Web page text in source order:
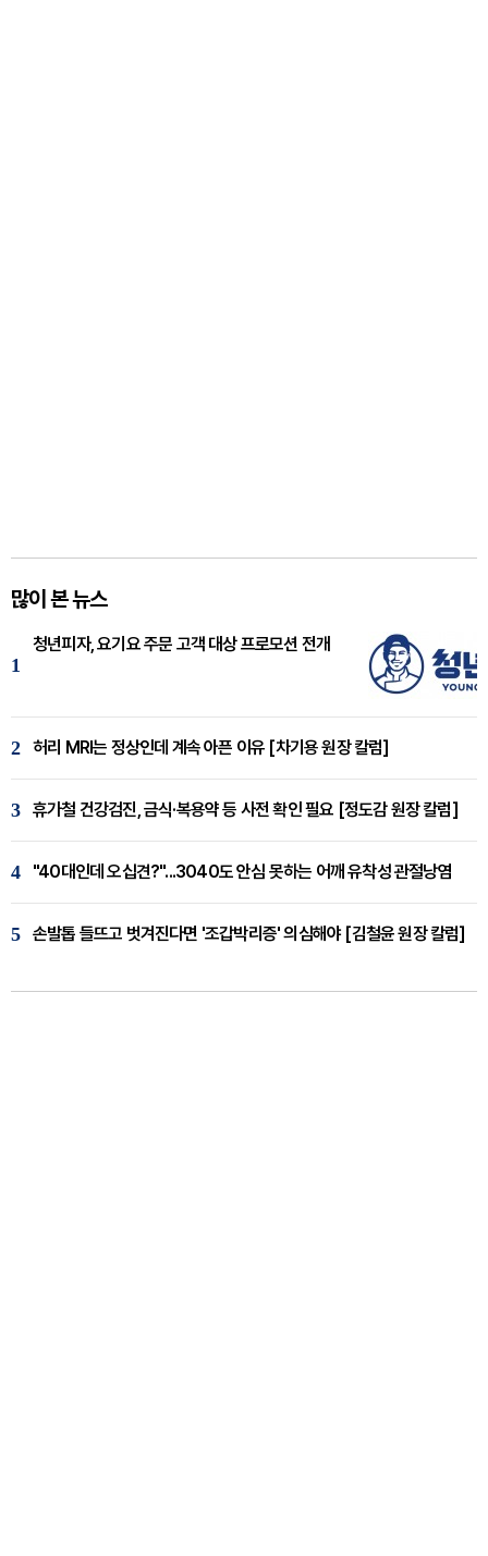
많이 본 뉴스
1
청년피자, 요기요 주문 고객 대상 프로모션 전개
2 허리 MRI는 정상인데 계속 아픈 이유 [차기용 원장 칼럼]
3 휴가철 건강검진, 금식·복용약 등 사전 확인 필요 [정도감 원장 칼럼]
4 "40대인데 오십견?"...3040도 안심 못하는 어깨 유착성 관절낭염
5 손발톱 들뜨고 벗겨진다면 '조갑박리증' 의심해야 [김철윤 원장 칼럼]